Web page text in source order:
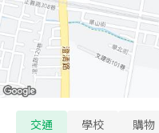
交通 學校 購物